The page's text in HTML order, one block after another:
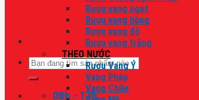
Tìm
kiếm:
08h - 17h
Rượu vang ngọt
Rượu vang hồng
Rượu vang đỏ
Rượu vang trắng
THEO NƯỚC
Rượu Vang Ý
Vang Pháp
Vang Chile